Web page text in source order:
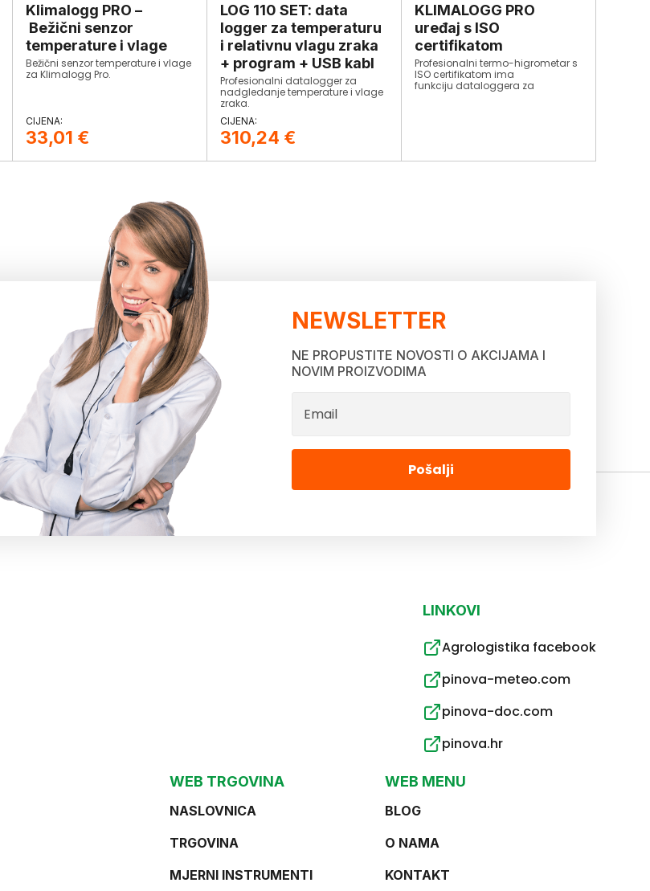
Klimalogg PRO –
Bežični senzor
temperature i vlage
Bežični senzor temperature i vlage
za Klimalogg Pro.
33,01 €
LOG 110 SET: data
logger za temperaturu
i relativnu vlagu zraka
+ program + USB kabl
Profesionalni datalogger za
nadgledanje temperature i vlage
zraka.
310,24 €
KLIMALOGG PRO
uređaj s ISO
certifikatom
Profesionalni termo-higrometar s
ISO certifikatom ima
funkciju dataloggera za
NEWSLETTER
NE PROPUSTITE NOVOSTI O AKCIJAMA I
NOVIM PROIZVODIMA
Pošalji
LINKOVI
Agrologistika facebook
pinova-meteo.com
pinova-doc.com
pinova.hr
WEB TRGOVINA
NASLOVNICA
TRGOVINA
MJERNI INSTRUMENTI
WEB MENU
BLOG
O NAMA
KONTAKT